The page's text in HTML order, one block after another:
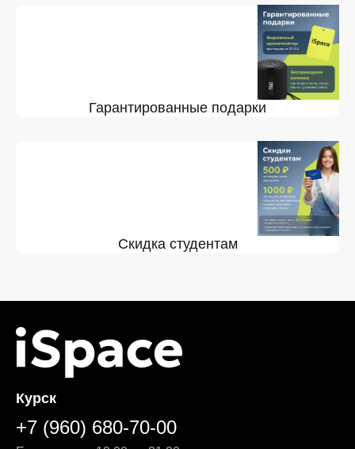
Гарантированные подарки
Скидка студентам
Курск
+7 (960) 680-70-00